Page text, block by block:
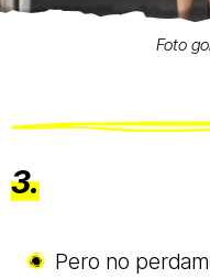
Foto
3.
Pero no